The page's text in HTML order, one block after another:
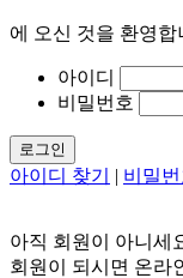
에 오신 것을 환영합
아이디
비밀번호
로그인
아이디 찾기 | 비밀번
아직 회원이 아니세
회원이 되시면 온라